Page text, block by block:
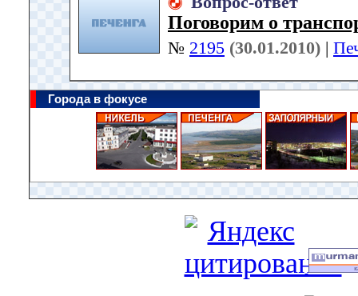
Поговорим о
№ 2195 (30.01.2010) |
Города в фокусе